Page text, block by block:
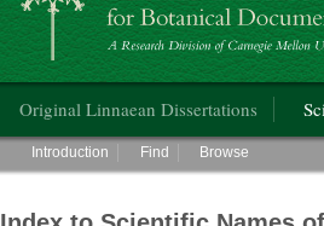
Hunt Institute for Botanical
Original Linnaean Dissertations
Main menu
Introduction Find Browse